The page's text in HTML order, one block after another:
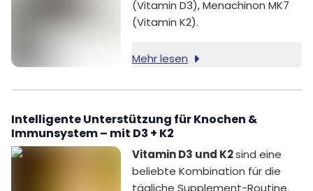
(Vitamin D3), Menachinon MK7
(Vitamin K2).
Mehr lesen
Intelligente Unterstützung für Knochen &
Immunsystem – mit D3 + K2
Vitamin D3 und K2sind eine
beliebte Kombination für die
tägliche Supplement-Routine.